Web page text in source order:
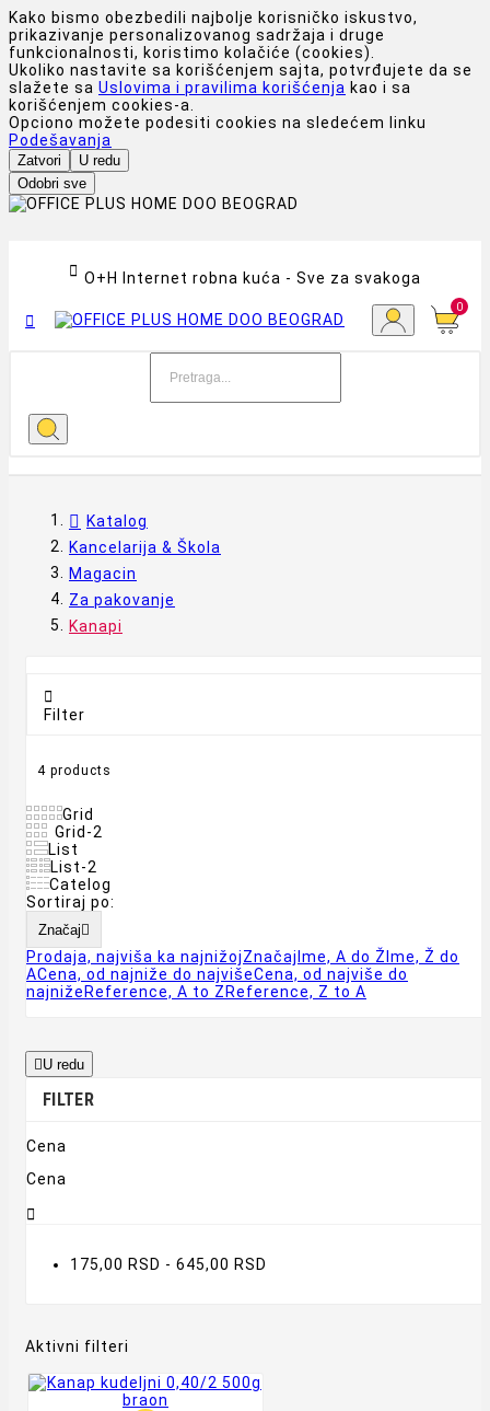
Kako bismo obezbedili najbolje korisničko iskustvo,
prikazivanje personalizovanog sadržaja i druge
funkcionalnosti, koristimo kolačiće (cookies).
Ukoliko nastavite sa korišćenjem sajta, potvrđujete da se
slažete sa Uslovima i pravilima korišćenja kao i sa
korišćenjem cookies-a.
Opciono možete podesiti cookies na sledećem linku
Podešavanja
Zatvori
U redu
Odobri sve
 O+H Internet robna kuća - Sve za svakoga

0
Katalog
Kancelarija & Škola
Magacin
Za pakovanje
Kanapi

Filter
4 products
Grid
Grid-2
List
List-2
Catelog
Sortiraj po:
Značaj 
Prodaja, najviša ka najnižojZnačaj Ime, A do Ž Ime, Ž do
ACena, od najniže do najvišeCena, od najviše do
najniže Reference, A to Z Reference, Z to A
 U redu
FILTER
Cena
Cena

175,00 RSD - 645,00 RSD
Aktivni filteri